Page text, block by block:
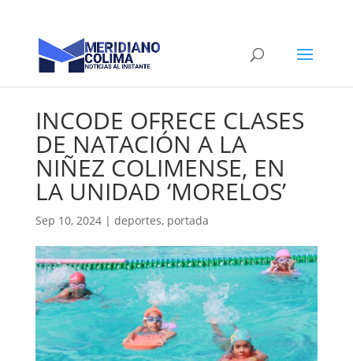
INCODE OFRECE CLASES
DE NATACIÓN A LA
NIÑEZ COLIMENSE, EN
LA UNIDAD ‘MORELOS’
Sep 10, 2024| deportes, portada